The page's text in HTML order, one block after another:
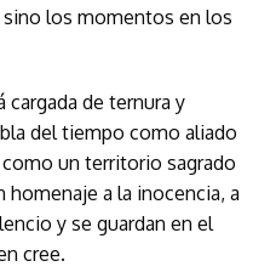
sino los momentos en los
cargada de ternura y
del tiempo como aliado
un territorio sagrado
a la inocencia, a
y se guardan en el
cree.